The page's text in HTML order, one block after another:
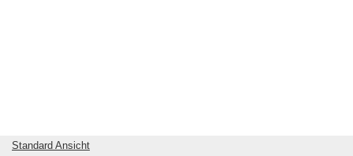
Standard Ansicht